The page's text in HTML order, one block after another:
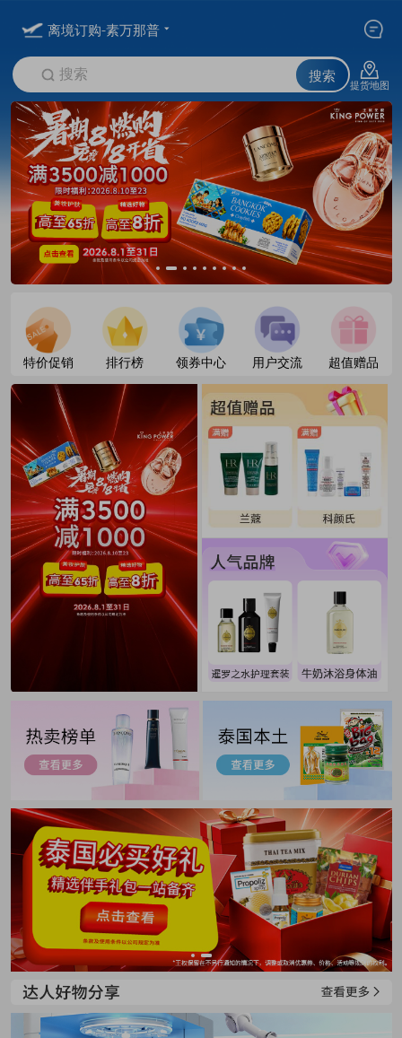
离境订购-素万那普
搜索 搜索
提货地图
特价促销 排行榜 领券中心 用户交流 超值赠品